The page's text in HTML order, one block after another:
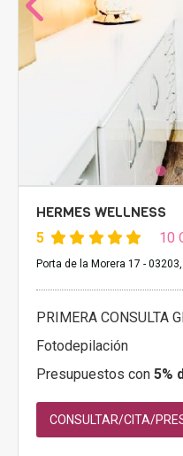
HERMES WELLNESS
5 10
Porta de la Morera 17 -
PRIMERA CONSULTA
Fotodepilación
Presupuestos con 5%
CONSULTAR/CITA/